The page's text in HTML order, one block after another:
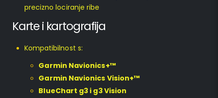
precizno lociranje ribe
Karte i kartografija
Kompatibilnost s:
Garmin Navionics+™
Garmin Navionics Vision+™
BlueChart g3 i g3 Vision